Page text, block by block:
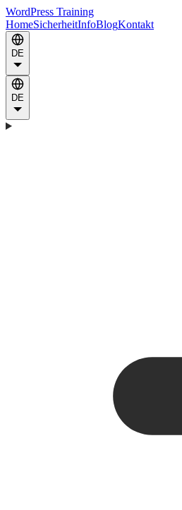
WordPress Training
HomeSicherheitInfoBlogKontakt
DE
DE